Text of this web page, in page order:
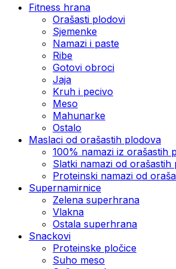
Fitness hrana
Orašasti plodovi
Sjemenke
Namazi i paste
Ribe
Gotovi obroci
Jaja
Kruh i pecivo
Meso
Mahunarke
Ostalo
Maslaci od orašastih plodova
100% namazi iz orašastih
Slatki namazi od orašastih
Proteinski namazi od
Supernamirnice
Zelena superhrana
Vlakna
Ostala superhrana
Snackovi
Proteinske pločice
Suho meso